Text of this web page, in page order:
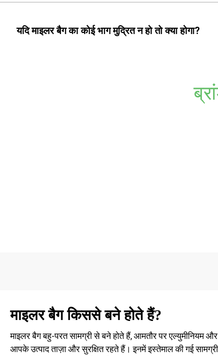
यदि माइलर बैग का कोई भाग मुद्रित न हो तो क्या होगा?
माइलर बैग किससे बने होते हैं?
माइलर बैग बहु-परत सामग्री से बने होते हैं, आमतौर पर एल्युमीनियम
आपके उत्पाद ताज़ा और सुरक्षित रहते हैं। इनमें इस्तेमाल की गई